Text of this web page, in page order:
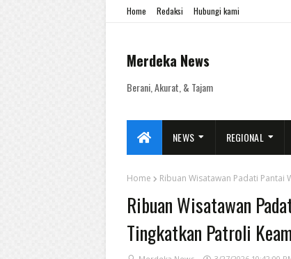
Home Redaksi Hubungi kami
Merdeka News
Berani, Akurat, & Tajam
NEWS REGIONAL
Home Ribuan Wisatawan Padati Pantai
Ribuan Wisatawan
Tingkatkan Patroli